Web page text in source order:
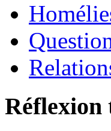
Réflexion